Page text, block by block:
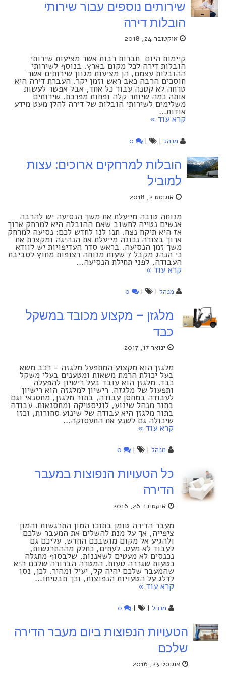
שירותים נוספים עבור שירותי
הובלות דירה
אוקטובר 24, 2018
קיימות היום חברות רבות אשר מציעות שירותי
הובלות דירה לכל מקום בארץ. בנוסף לשירותי
ההובלות עצמם, הן מציעות מגוון שירותים אשר
חוסכים הרבה כאב ראש וזמן יקר. העברת דירה היא
טרחה לא קטנה עבור כל אחד, אבל אפשר לעשות
אותה כמה שיותר קלה ופחות מפרכת. שירותים
משלימים לשירותי הובלות של דירה להלן מעט מידע
אודות…
קרא עוד »
מנהל|
|
0
הובלות למרחקים ארוכים: עצות
למוביל
אוגוסט 2, 2018
מנוחה טובה מייעלת את משך הנסיעה יש להרבה
אנשים נטייה לחשוב שאם ההובלה היא למרחק ארוך
אז היא תיקח נצח. תנו לנו לחדש לכם: נסיעה למרחק
ארוך בצורה נכונה מייעלת את הנהיגה ומקצרת את
משך זמן הנסיעה. בראש סדר העדיפויות יש לוודא
כי הנהג מקבל 7 שעות מנוחה רצופות מחוץ לסביבת
העבודה, לפני תחילת הנסיעה…
קרא עוד »
מנהל|
|
0
מלגזן – מקצוע מכובד במשקל
כבד
ינואר 17, 2017
מלגזן הוא מקצוע המתפעל מלגזה – רכב משא
בעל יכולת הרמת משאות ומטענים בעלי משקל
כבד. מלגזן הוא עובד בעל רישיון להפעלה
ותפעול של מלגזה. רישיון למלגזה הוא רישיון
לעבודה במחסן עבודה, בתור מלגזן, מחסנאי וגם
בתור מנהל שינוע, לוגיסטיקה ומחסנאות. עבודה
בתור מלגזן היא עבודה של שינוע סחורות, וכזו
שיכולה גם לשנע את התעסוקה…
קרא עוד »
מנהל|
|
0
כל הטעויות הנפוצות במעבר
הדירה
אוקטובר 26, 2016
מעבר הדירה טומן בתוכו המון התרגשות והמון
ציפייה, אך על מנת להשלים את המעבר שלכם
ולהגיע אל מקום מושבכם החדש, עליכם גם
לעבוד לא מעט. לעתים, כחלק מההתרגשות,
נכנסים לא מעטים לשאננות, שלבסוף מתגלה
כטעות שגררה טעות. המטרה הברורה שלכם היא
שהמעבר שלכם יהיה קל, יעיל ומהיר. לכן, נסו
לדלג על הטעויות הנפוצות, וכך תבטיחו…
קרא עוד »
מנהל|
|
0
הטעויות הנפוצות ביום מעבר הדירה
שלכם
אוגוסט 23, 2016